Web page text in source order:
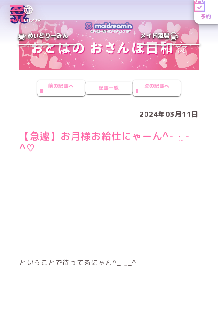
MENUEN／JP
予約
めいどりーみん メイド酒場
前の記事へ 記事一覧 次の記事へ
2024年03月11日
【急遽】お月様お給仕にゃーん^- ·̫ -
^♡
ということで待ってるにゃん^_ .̫ _^